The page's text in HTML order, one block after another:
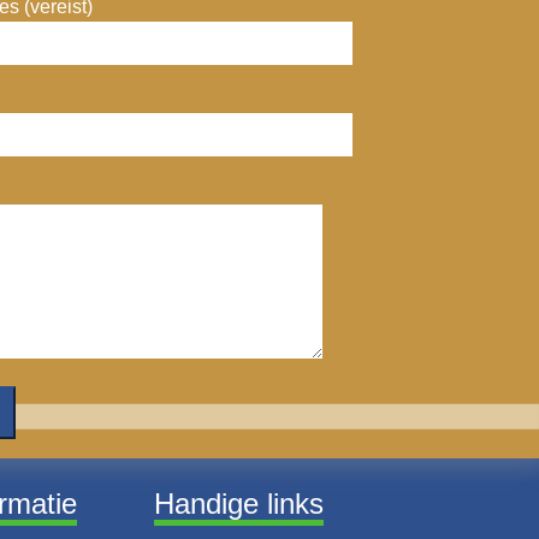
(vereist)
Handige links